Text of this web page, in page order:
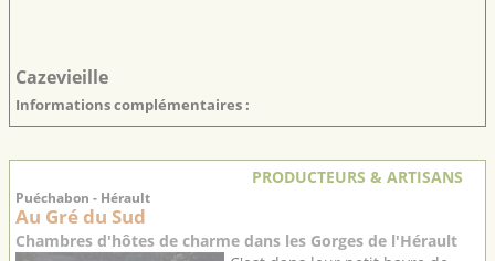
Cazevieille
Informations complémentaires :
PRODUCTEURS & ARTISANS
Puéchabon - Hérault
Au Gré du Sud
Chambres d'hôtes de charme dans les Gorges de l'Hérault